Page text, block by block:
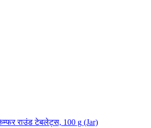
राउंड टेबलेट्स, 100 g (Jar)